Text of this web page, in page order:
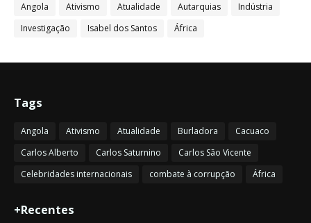
Angola Ativismo Atualidade Autarquias
Indústria
Investigação
Isabel dos Santos África
Tags
Angola Ativismo Atualidade Burladora
Cacuaco
Carlos Alberto
Carlos Saturnino
Carlos São Vicente
Celebridades internacionais
combate à corrupção África
+Recentes